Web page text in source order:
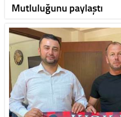
Mutluluğunu paylaştı